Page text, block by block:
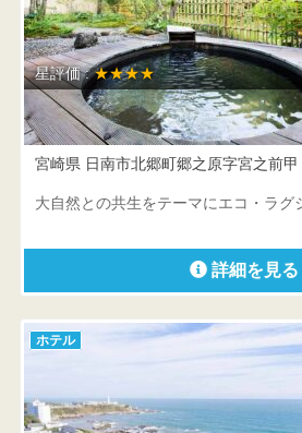
星評価 :★★★★
北郷 音色香の季 合歓の
宮崎県 日南市北郷町郷之原字宮之前甲
大自然との共生をテーマにエコ・ラ
詳細を見る
ホテル